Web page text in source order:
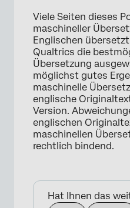
Viele Seiten dieses
maschineller
Englischen
Qualtrics die
Übersetzung
möglichst gutes
maschinelle
englische
Version.
englischen
maschinellen
rechtlich bindend.
Hat Ihnen das